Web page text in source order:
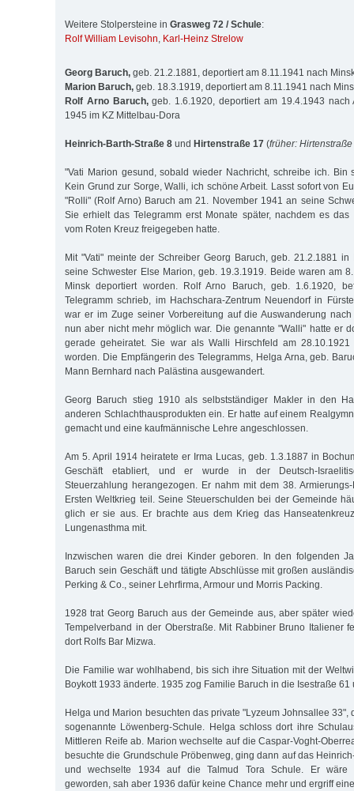
Weitere Stolpersteine in Grasweg 72 / Schule:
Rolf William Levisohn, Karl-Heinz Strelow
Georg Baruch, geb. 21.2.1881, deportiert am 8.11.1941 nach
Marion Baruch, geb. 18.3.1919, deportiert am 8.11.1941 nach
Rolf Arno Baruch,geb. 1.6.1920, deportiert am 19.4.1943 nach
1945 im KZ Mittelbau-Dora
Heinrich-Barth-Straße 8 und Hirtenstraße 17 (früher:
"Vati Marion gesund, sobald wieder Nachricht, schreibe ich. Bin
Kein Grund zur Sorge, Walli, ich schöne Arbeit. Lasst sofort von
"Rolli" (Rolf Arno) Baruch am 21. November 1941 an seine
Sie erhielt das Telegramm erst Monate später, nachdem es das
vom Roten Kreuz freigegeben hatte.
Mit "Vati" meinte der Schreiber Georg Baruch, geb. 21.2.1881 in
seine Schwester Else Marion, geb. 19.3.1919. Beide waren am
Minsk deportiert worden. Rolf Arno Baruch, geb. 1.6.1920,
Telegramm schrieb, im Hachschara-Zentrum Neuendorf in
war er im Zuge seiner Vorbereitung auf die Auswanderung
nun aber nicht mehr möglich war. Die genannte "Walli" hatte er
gerade geheiratet. Sie war als Walli Hirschfeld am
worden. Die Empfängerin des Telegramms, Helga Arna, geb.
Mann Bernhard nach Palästina ausgewandert.
Georg Baruch stieg 1910 als selbstständiger Makler in den
anderen Schlachthausprodukten ein. Er hatte auf einem
gemacht und eine kaufmännische Lehre angeschlossen.
Am 5. April 1914 heiratete er Irma Lucas, geb. 1.3.1887 in
Geschäft etabliert, und er wurde in der Deutsch-
Steuerzahlung herangezogen. Er nahm mit dem 38.
Ersten Weltkrieg teil. Seine Steuerschulden bei der Gemeinde
glich er sie aus. Er brachte aus dem Krieg das
Lungenasthma mit.
Inzwischen waren die drei Kinder geboren. In den folgenden
Baruch sein Geschäft und tätigte Abschlüsse mit großen
Perking & Co., seiner Lehrfirma, Armour und Morris Packing.
1928 trat Georg Baruch aus der Gemeinde aus, aber später
Tempelverband in der Oberstraße. Mit Rabbiner Bruno Italiener
dort Rolfs Bar Mizwa.
Die Familie war wohlhabend, bis sich ihre Situation mit der
Boykott 1933 änderte. 1935 zog Familie Baruch in die Isestraße 61
Helga und Marion besuchten das private "Lyzeum Johnsallee 33",
sogenannte Löwenberg-Schule. Helga schloss dort ihre
Mittleren Reife ab. Marion wechselte auf die Caspar-Voght-
besuchte die Grundschule Pröbenweg, ging dann auf das
und wechselte 1934 auf die Talmud Tora Schule. Er wäre
geworden, sah aber 1936 dafür keine Chance mehr und ergriff